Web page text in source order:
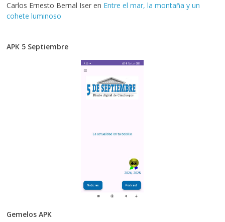
Carlos Ernesto Bernal Iser en Entre el mar, la montaña y un
cohete luminoso
APK 5 Septiembre
Gemelos APK